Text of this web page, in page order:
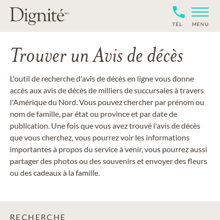
TÉL MENU
Trouver un Avis de décès
L'outil de recherche d'avis de décès en ligne vous donne
accès aux avis de décès de milliers de succursales à travers
l'Amérique du Nord. Vous pouvez chercher par prénom ou
nom de famille, par état ou province et par date de
publication. Une fois que vous avez trouvé l'avis de décès
que vous cherchez, vous pourrez voir les informations
importantes à propos du service à venir, vous pourrez aussi
partager des photos ou des souvenirs et envoyer des fleurs
ou des cadeaux à la famille.
RECHERCHE